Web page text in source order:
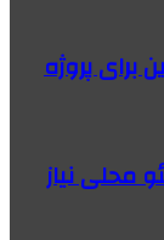
نیاز